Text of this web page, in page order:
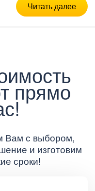
Читать далее
прямо
Вам с выбором,
и изготовим
сроки!